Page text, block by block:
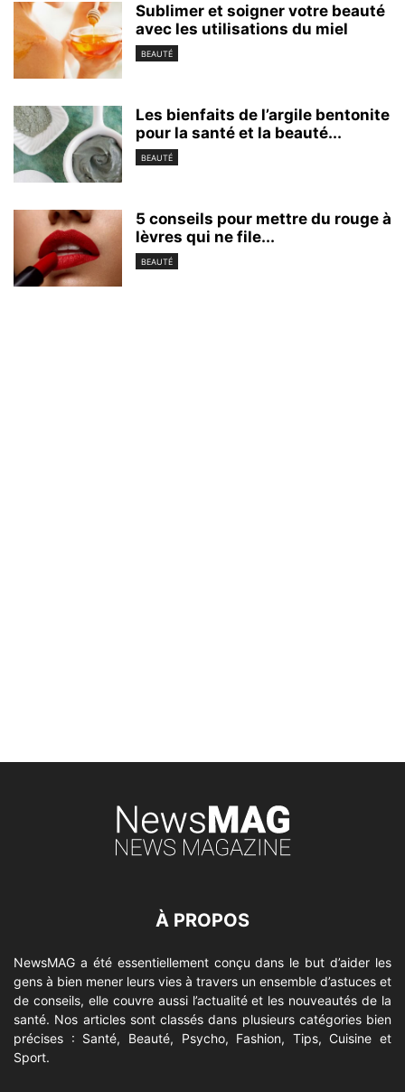
Sublimer et soigner votre beauté
avec les utilisations du miel
BEAUTÉ
Les bienfaits de l’argile bentonite
pour la santé et la beauté...
BEAUTÉ
5 conseils pour mettre du rouge à
lèvres qui ne file...
BEAUTÉ
À PROPOS
NewsMAG a été essentiellement conçu dans le but d’aider les
gens à bien mener leurs vies à travers un ensemble d’astuces et
de conseils, elle couvre aussi l’actualité et les nouveautés de la
santé. Nos articles sont classés dans plusieurs catégories bien
précises : Santé, Beauté, Psycho, Fashion, Tips, Cuisine et
Sport.